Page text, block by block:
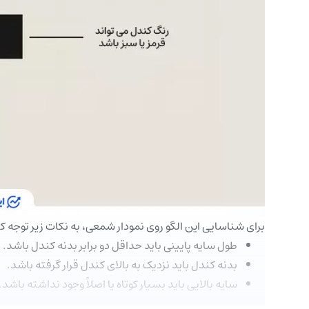
برای شناسایی این الگو روی نمودار شمعی، به نکات زیر توجه
طول سایه پایینی باید حداقل دو برابر بدنه کندل باشد.
بدنه کندل باید نزدیک به بالای کندل قرار گرفته باشد.
سایه بالایی باید بسیار کوتاه یا اصلاً وجود نداشته